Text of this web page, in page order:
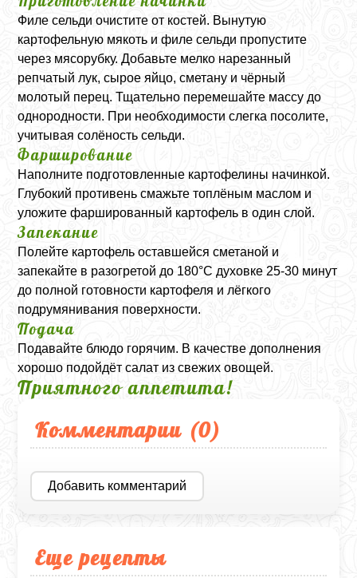
Филе сельди очистите от костей. Вынутую
картофельную мякоть и филе сельди пропустите
через мясорубку. Добавьте мелко нарезанный
репчатый лук, сырое яйцо, сметану и чёрный
молотый перец. Тщательно перемешайте массу до
однородности. При необходимости слегка посолите,
учитывая солёность сельди.
Фарширование
Наполните подготовленные картофелины начинкой.
Глубокий противень смажьте топлёным маслом и
уложите фаршированный картофель в один слой.
Запекание
Полейте картофель оставшейся сметаной и
запекайте в разогретой до 180°C духовке 25-30 минут
до полной готовности картофеля и лёгкого
подрумянивания поверхности.
Подача
Подавайте блюдо горячим. В качестве дополнения
хорошо подойдёт салат из свежих овощей.
Приятного аппетита!
Комментарии (0)
Добавить комментарий
Еще рецепты